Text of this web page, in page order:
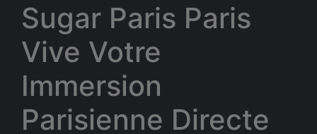
Sugar Paris Paris
Vive Votre
Immersion
Parisienne Directe